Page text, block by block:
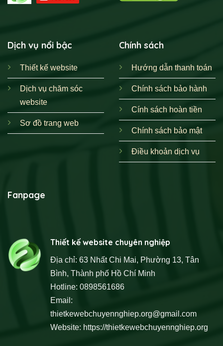
Dịch vụ nổi bậc
Thiết kế website
Dịch vụ chăm sóc
website
Sơ đồ trang web
Chính sách
Hướng dẫn thanh toán
Chính sách bảo hành
Cính sách hoàn tiền
Chính sách bảo mật
Điều khoản dịch vụ
Fanpage
Thiết kế website chuyên nghiệp
Địa chỉ: 63 Nhất Chi Mai, Phường 13, Tân
Bình, Thành phố Hồ Chí Minh
Hotline: 0898561686
Email:
thietkewebchuyennghiep.org@gmail.com
Website: https://thietkewebchuyennghiep.org